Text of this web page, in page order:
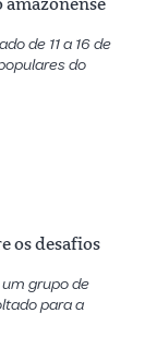
de 11 a 16 de
do
os desafios
grupo de
para a